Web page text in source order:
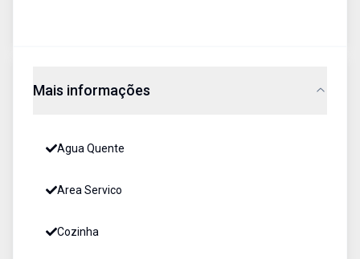
Mais informações
Agua Quente
Area Servico
Cozinha